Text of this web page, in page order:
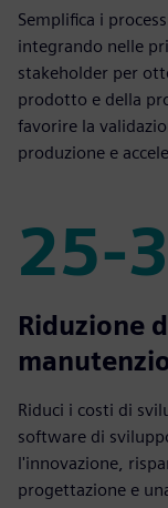
Semplifica i
integrando nelle
stakeholder per
prodotto e della
favorire la
produzione e
25-
25-30%
Riduzione
Riduci i costi di
software di
l'innovazione,
progettazione e